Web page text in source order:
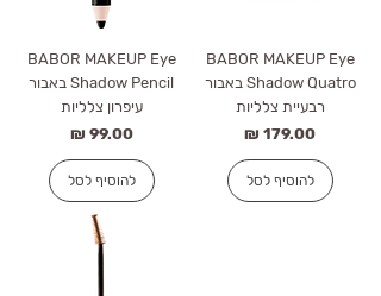
BABOR MAKEUP Eye
Shadow Quatro באבור
רבעיית צלליות
מחיר
להוסיף לסל
BABOR MAKEUP Eye
Shadow Pencil באבור
עיפרון צלליות
מחיר‏99.00 ‏₪
להוסיף לסל